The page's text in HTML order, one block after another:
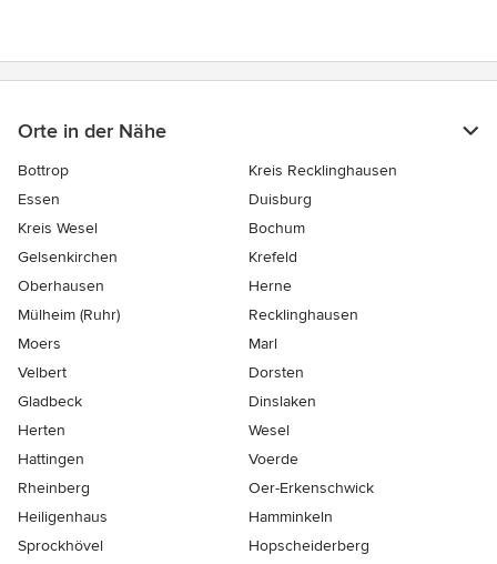
Orte in der Nähe
Bottrop
Kreis Recklinghausen
Essen
Duisburg
Kreis Wesel
Bochum
Gelsenkirchen
Krefeld
Oberhausen
Herne
Mülheim (Ruhr)
Recklinghausen
Moers
Marl
Velbert
Dorsten
Gladbeck
Dinslaken
Herten
Wesel
Hattingen
Voerde
Rheinberg
Oer-Erkenschwick
Heiligenhaus
Hamminkeln
Sprockhövel
Hopscheiderberg